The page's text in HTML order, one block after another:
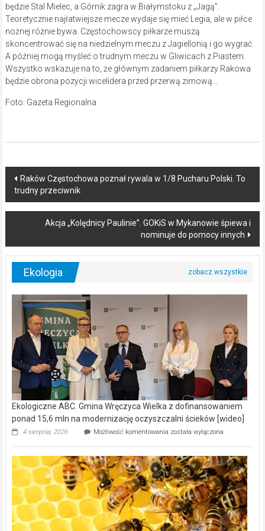
będzie Stal Mielec, a Górnik zagra w Białymstoku z „Jagą”.
Teoretycznie najłatwiejsze mecze wydaje się mieć Legia, ale w piłce
nożnej różnie bywa. Częstochowscy piłkarze muszą
skoncentrować się na niedzielnym meczu z Jagiellonią i go wygrać.
A później mogą myśleć o trudnym meczu w Gliwicach z Piastem.
Wszystko wskazuje na to, że głównym zadaniem piłkarzy Rakowa
będzie obrona pozycji wicelidera przed przerwą zimową…
Foto: Gazeta Regionalna
Post
navigation
Raków Częstochowa poznał rywala w 1/8 Pucharu Polski. To
trudny przeciwnik
Akcja „Kolędnicy Paulinie”. GOKiS w Mykanowie śpiewa i
nominuje do pomocy innych
Ekologia
Ekologiczne ABC. Gmina Wręczyca Wielka z dofinansowaniem
ponad 15,6 mln na modernizację oczyszczalni ścieków [wideo]
4 sierpnia, 2026 Możliwość komentowania Ekologiczne
Wręczyca
Wielka
z
dofinansowaniem
ponad
15,6
mln
na
została wyłączona